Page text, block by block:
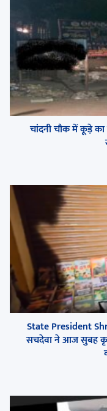
चांदनी चौक में कूड़े
State President
सचदेवा ने आज सुबह